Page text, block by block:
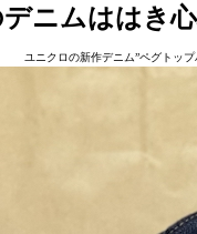
ニムははき心
ユニクロの新作デニム”ペグトッ